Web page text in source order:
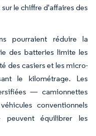
le chiffre d'affaires des
pourraient réduire la
des batteries limite les
des casiers et les micro-
le kilométrage. Les
— camionnettes
conventionnels
équilibrer les